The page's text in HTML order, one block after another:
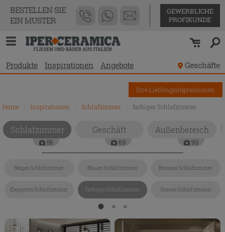
BESTELLEN SIE
EIN MUSTER
GEWERBLICHE
PROFIKUNDE
Produkte Inspirationen Angebote Geschäfte
Home Inspirationen Schlafzimmer farbiges Schlafzimmer
Ihre Lieblingsimpressionen
Schlafzimmer
56
Geschäft
69
Außenbereich
93
Beiges Schlafzimmer Blaues Schlafzimmer Braunes Schlafzimmer
Elegantes Schlafzimmer farbiges Schlafzimmer Graues Schlafzimmer